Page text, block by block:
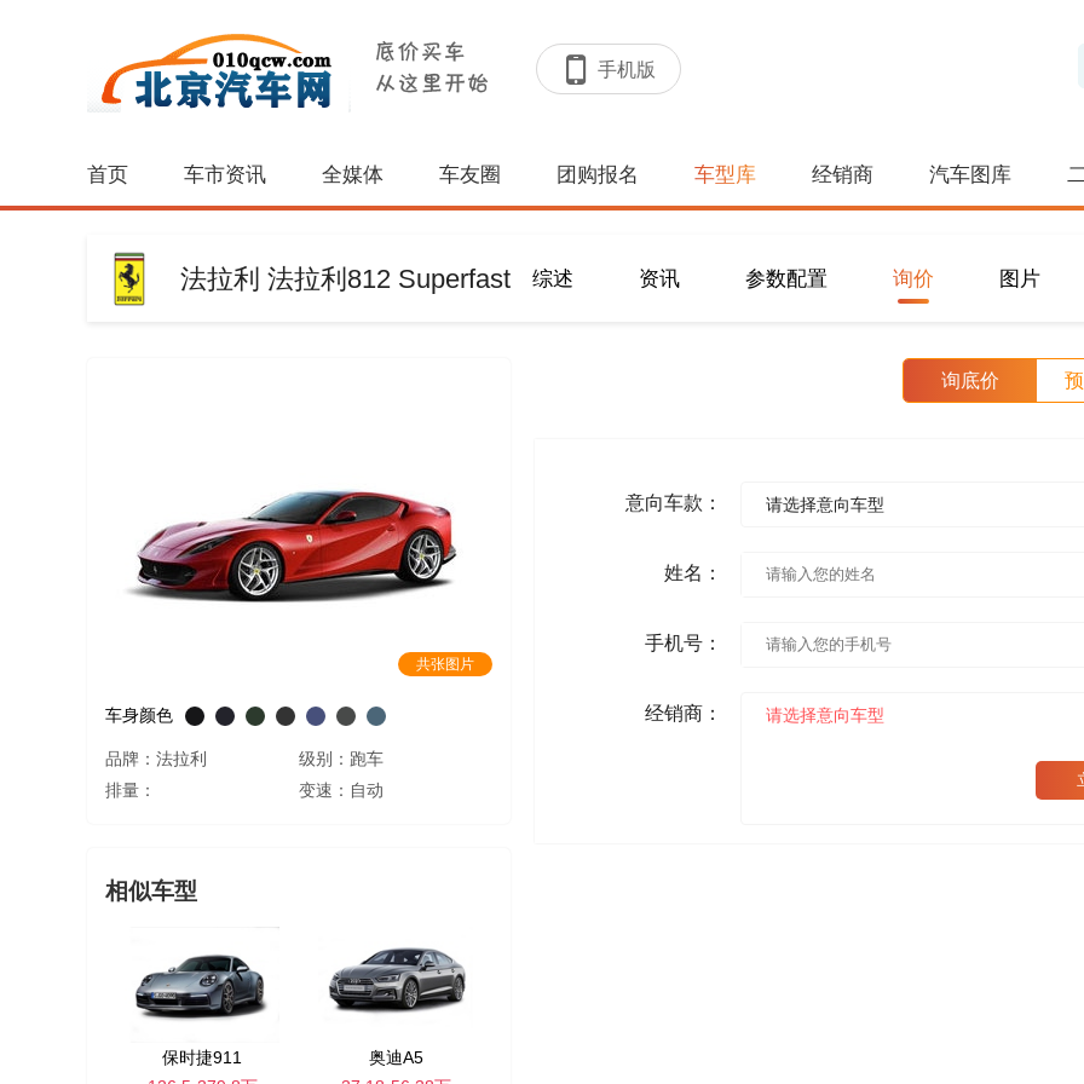
手机版
首页 车市资讯 全媒体 车友圈 团购报名 车型库 经销商 汽车图库
法拉利 法拉利812 Superfast 综述 资讯 参数配置 询价 图片
共张图片
车身颜色
品牌：法拉利
级别：跑车
排量：
变速：自动
相似车型
保时捷911
奥迪A5
询底价
意向车款： 请选择意向车型
姓名：
手机号：
经销商： 请选择意向车型